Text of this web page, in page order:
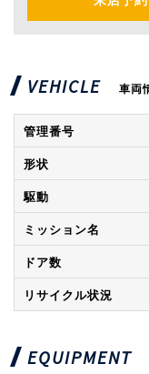
VEHICLE 車両
管理番号
形状
駆動
ミッション名
ドア数
リサイクル状況
EQUIPMENT